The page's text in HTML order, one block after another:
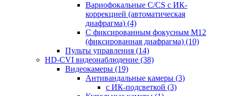
Вариофокальные C/CS с ИК-
коррекцией (автоматическая
диафрагма) (4)
С фиксированным фокусным М12
(фиксированная диафрагма) (10)
Пульты управления (14)
HD-CVI видеонаблюдение (38)
Видеокамеры (19)
Антивандальные камеры (3)
с ИК-подсветкой (3)